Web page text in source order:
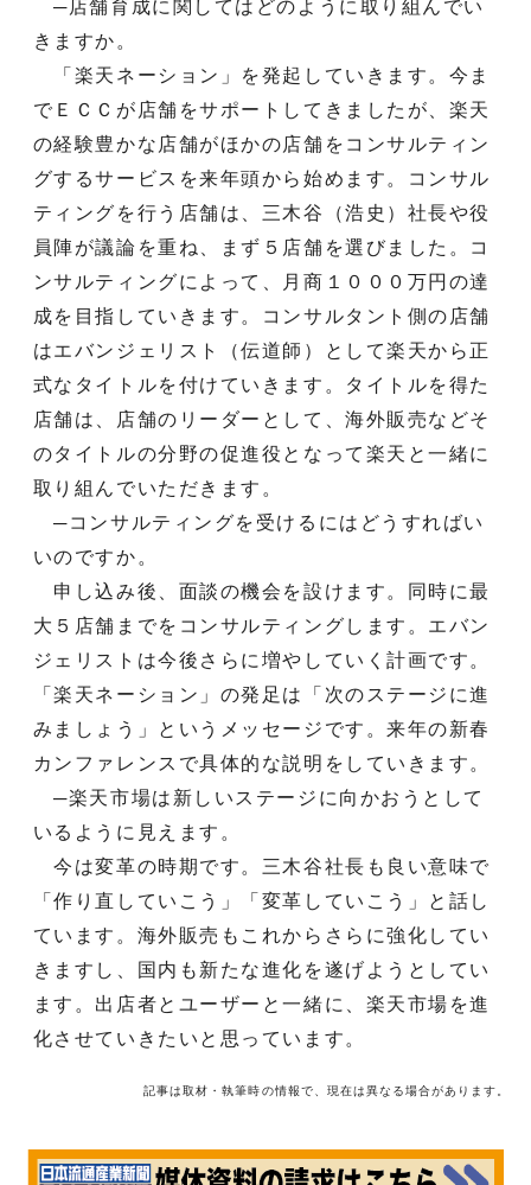
─店舗育成に関してはどのように取り組んでい
きますか。
「楽天ネーション」を発起していきます。今ま
でＥＣＣが店舗をサポートしてきましたが、楽天
の経験豊かな店舗がほかの店舗をコンサルティン
グするサービスを来年頭から始めます。コンサル
ティングを行う店舗は、三木谷（浩史）社長や役
員陣が議論を重ね、まず５店舗を選びました。コ
ンサルティングによって、月商１０００万円の達
成を目指していきます。コンサルタント側の店舗
はエバンジェリスト（伝道師）として楽天から正
式なタイトルを付けていきます。タイトルを得た
店舗は、店舗のリーダーとして、海外販売などそ
のタイトルの分野の促進役となって楽天と一緒に
取り組んでいただきます。
─コンサルティングを受けるにはどうすればい
いのですか。
申し込み後、面談の機会を設けます。同時に最
大５店舗までをコンサルティングします。エバン
ジェリストは今後さらに増やしていく計画です。
「楽天ネーション」の発足は「次のステージに進
みましょう」というメッセージです。来年の新春
カンファレンスで具体的な説明をしていきます。
─楽天市場は新しいステージに向かおうとして
いるように見えます。
今は変革の時期です。三木谷社長も良い意味で
「作り直していこう」「変革していこう」と話し
ています。海外販売もこれからさらに強化してい
きますし、国内も新たな進化を遂げようとしてい
ます。出店者とユーザーと一緒に、楽天市場を進
化させていきたいと思っています。
記事は取材・執筆時の情報で、現在は異なる場合があります。